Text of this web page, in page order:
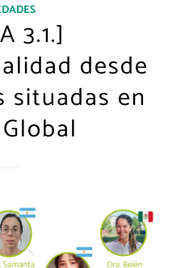
3.1.]
desde
situadas en